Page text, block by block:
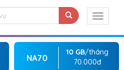
NA70
10 GB/tháng
70.000đ